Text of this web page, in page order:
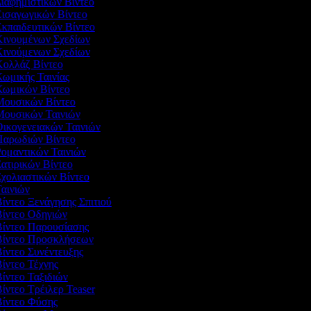
Βίντεο
Βίντεο
Σχεδίων
Σχεδίων
Βίντεο
Ταινίας
Βίντεο
Βίντεο
Ταινιών
Ταινιών
Βίντεο
Ταινιών
Βίντεο
Βίντεο
Ξενάγησης Σπιτιού
Οδηγιών
Παρουσίασης
Προσκλήσεων
Συνέντευξης
Τέχνης
Ταξιδιών
Τρέιλερ Teaser
Φύσης